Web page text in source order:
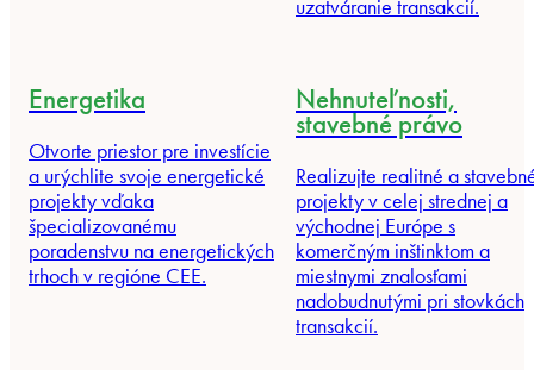
uzatváranie transakcií.
Energetika
Otvorte priestor pre investície
a urýchlite svoje energetické
projekty vďaka
špecializovanému
poradenstvu na energetických
trhoch v regióne CEE.
Nehnuteľnosti,
stavebné právo
Realizujte realitné a
projekty v celej strednej a
východnej Európe s
komerčným inštinktom a
miestnymi znalosťami
nadobudnutými pri stovkách
transakcií.